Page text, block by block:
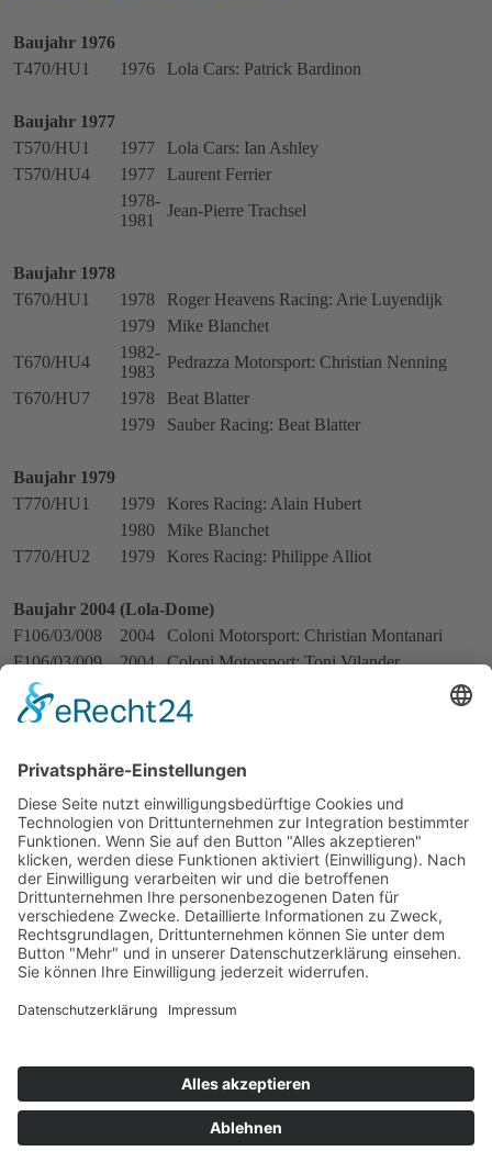
Baujahr 1976
T470/HU1
1976 Lola Cars: Patrick Bardinon
Baujahr 1977
T570/HU1
1977
Lola Cars: Ian Ashley
T570/HU4
1977
Laurent Ferrier
1978-
1981
Jean-Pierre Trachsel
Baujahr 1978
T670/HU1
1978
Roger Heavens Racing: Arie Luyendijk
1979
Mike Blanchet
T670/HU4
1982-
1983
Pedrazza Motorsport: Christian Nenning
T670/HU7
1978
Beat Blatter
1979
Sauber Racing: Beat Blatter
Baujahr 1979
T770/HU1
1979
Kores Racing: Alain Hubert
1980
Mike Blanchet
T770/HU2
1979 Kores Racing: Philippe Alliot
Baujahr 2004 (Lola-Dome)
F106/03/008
2004
Coloni Motorsport: Christian Montanari
F106/03/009
2004 Coloni Motorsport: Toni Vilander
Baujahr 2006
2007
JB Motorsport: Nico Verdonck
B06/30/HU02
2006
JB Motorsport: Ho-Pin Tung
2007
JB Motorsport: Frederic Vervisch
B06/30/HU03 2006
HS Technik: Joey Foster + Harald
Schlegelmilch
2008
GU-Racing Team: Jens Höing ⇒ HS
Technik: Bernd Herndlhofer
B06/30/HU04
2006
HS Technik: Martin Hippe + Nathan
Antunes
Impressum
Jahrbuch